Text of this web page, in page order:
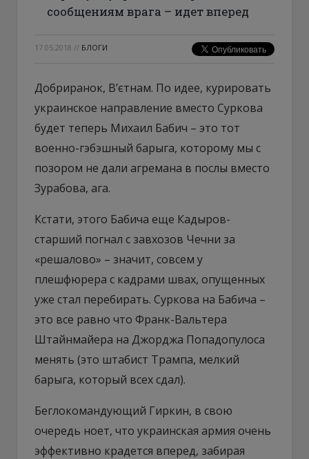
сообщениям врага – идет вперед
17.05.2018 // БЛОГИ
Добриранок, В’єтнам. По идее, курировать
украинское направление вместо Суркова
будет теперь Михаил Бабич – это тот
военно-гэбэшный барыга, которому мы с
позором не дали агремана в послы вместо
Зурабова, ага.
Кстати, этого Бабича еще Кадыров-
старший погнал с завхозов Чечни за
«решалово» – значит, совсем у
плешфюрера с кадрами швах, опущенных
уже стал перебирать. Суркова на Бабича –
это все равно что Франк-Вальтера
Штайнмайера на Джорджа Попадопулоса
менять (это штабист Трампа, мелкий
барыга, который всех сдал).
Беглокомандующий Гиркин, в свою
очередь ноет, что украинская армия очень
эффективно крадется вперед, забирая